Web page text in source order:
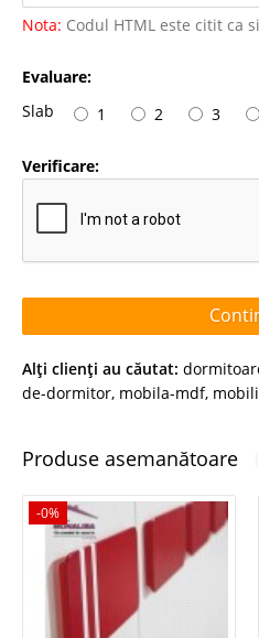
Nota: Codul HTML este citit ca
Evaluare:
Slab
1 2 3
Verificare:
Alţi clienţi au căutat:
de-dormitor, mobila-mdf,
Produse asemanătoare
-0%